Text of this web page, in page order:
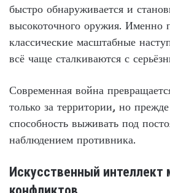
быстро обнаруживается и
высокоточного оружия. Именно
классические масштабные
всё чаще сталкиваются с
Современная война
только за территории, но прежде
способность выживать под
наблюдением противника.
Искусственный интеллект